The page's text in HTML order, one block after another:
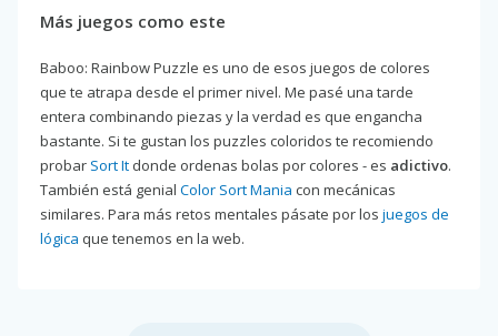
Más juegos como este
Baboo: Rainbow Puzzle es uno de esos juegos de colores
que te atrapa desde el primer nivel. Me pasé una tarde
entera combinando piezas y la verdad es que engancha
bastante. Si te gustan los puzzles coloridos te recomiendo
probar Sort It donde ordenas bolas por colores - es adictivo.
También está genial Color Sort Mania con mecánicas
similares. Para más retos mentales pásate por los juegos de
lógica que tenemos en la web.